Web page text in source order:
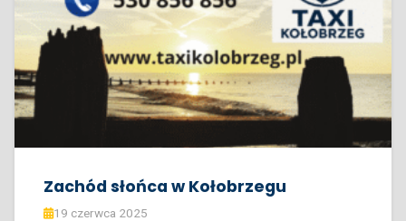
Zachód słońca w Kołobrzegu
19 czerwca 2025